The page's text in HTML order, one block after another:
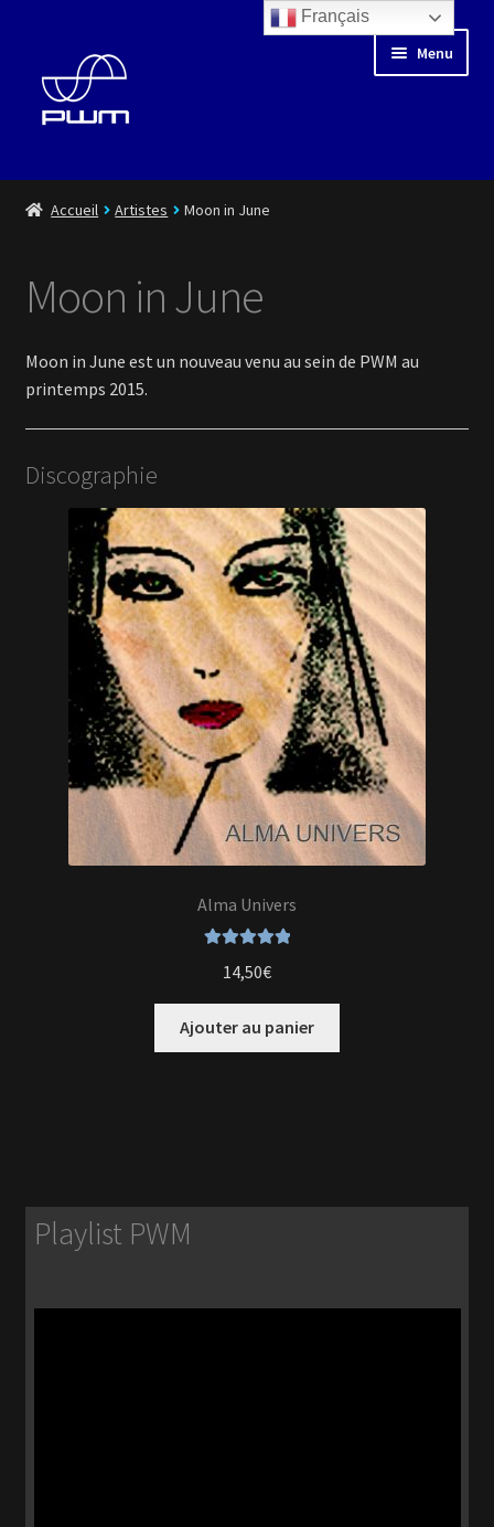
navigation
contenu
Menu
Blog
Boutique
Médiathèque
Artistes
Playlist
En savoir +
Mon Compte
Accueil Artistes Moon in June
Moon in June
Moon in June est un nouveau venu au sein de PWM au
printemps 2015.
Discographie
Alma Univers
5
14,50€
Ajouter au panier
Playlist PWM
Français